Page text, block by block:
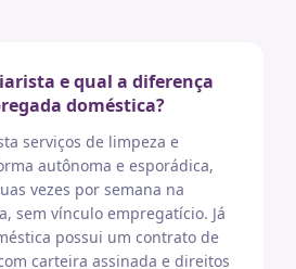
e qual a diferença
doméstica?
serviços de limpeza e
autônoma e esporádica,
vezes por semana na
sem vínculo empregatício. Já
possui um contrato de
carteira assinada e direitos